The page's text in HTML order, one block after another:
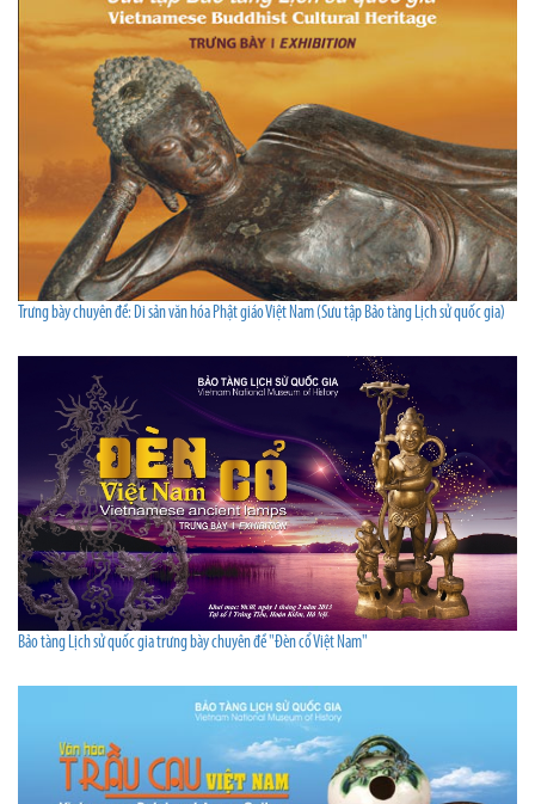
Trưng bày chuyên đề: Di sản văn hóa Phật giáo Việt Nam (Sưu tập Bảo tàng Lịch sử quốc gia)
Bảo tàng Lịch sử quốc gia trưng bày chuyên đề "Đèn cổ Việt Nam"